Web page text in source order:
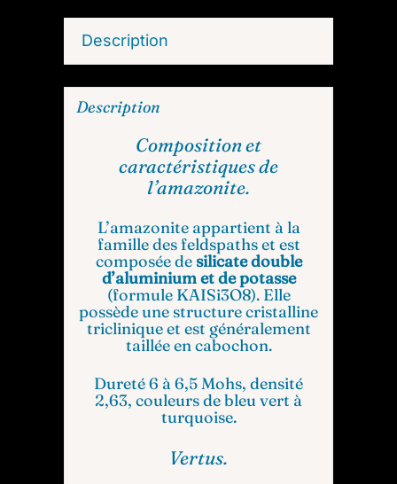
Description
Description
Composition et
caractéristiques de
l’amazonite.
L’amazonite appartient à la
famille des feldspaths et est
composée desilicate double
d’aluminium et de potasse
(formule KAISi3O8). Elle
possède une structure cristalline
triclinique et est généralement
taillée en cabochon.
Dureté 6 à 6,5 Mohs, densité
2,63, couleurs de bleu vert à
turquoise.
Vertus.